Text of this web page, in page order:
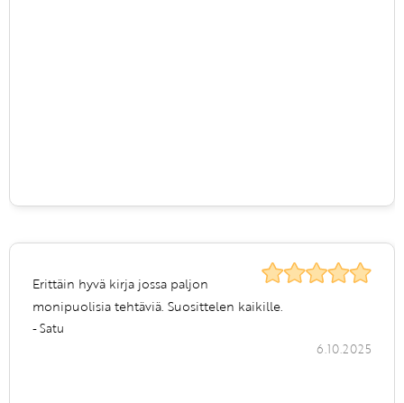
Erittäin hyvä kirja jossa paljon
monipuolisia tehtäviä. Suosittelen kaikille.
- Satu
6.10.2025